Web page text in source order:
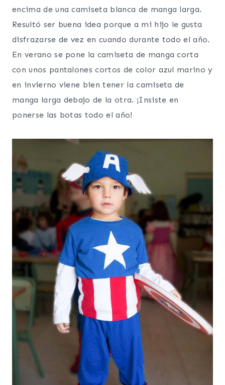
encima de una camiseta blanca de manga larga.
Resultó ser buena idea porque a mi hijo le gusta
disfrazarse de vez en cuando durante todo el año.
En verano se pone la camiseta de manga corta
con unos pantalones cortos de color azul marino y
en invierno viene bien tener la camiseta de
manga larga debajo de la otra. ¡Insiste en
ponerse las botas todo el año!